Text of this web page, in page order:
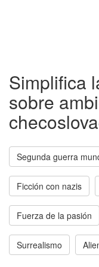
Simplifica
sobre
Segunda guerra
Ficción con nazis
Fuerza de la pasión
Surrealismo